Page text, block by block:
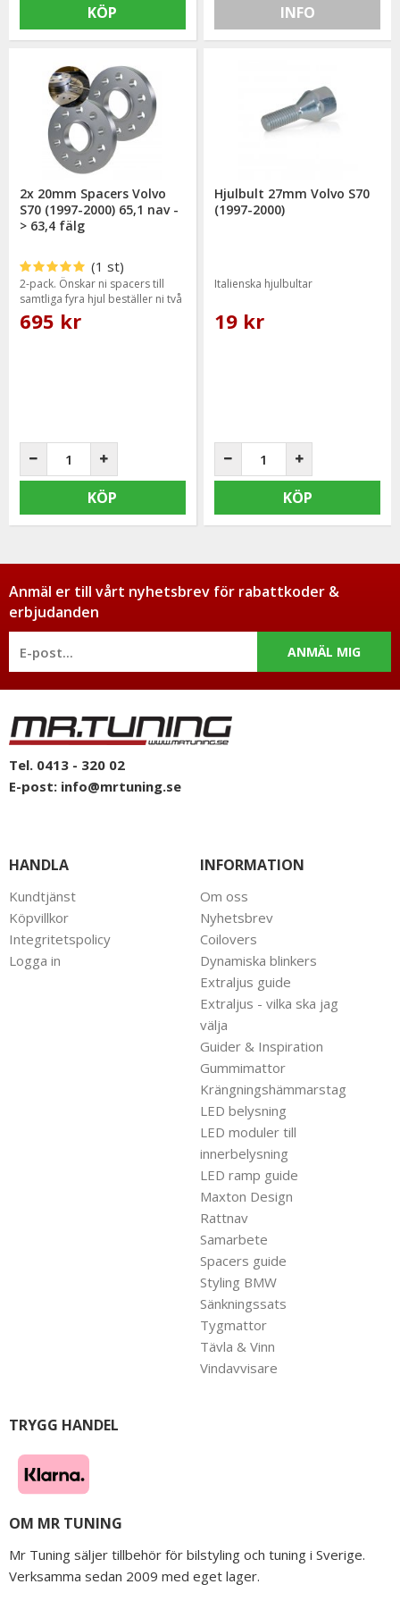
KÖP INFO
2x 20mm Spacers Volvo
S70 (1997-2000) 65,1 nav -
> 63,4 fälg
(1 st)
2-pack. Önskar ni spacers till
samtliga fyra hjul beställer ni två
paket.
695 kr
KÖP
Hjulbult 27mm Volvo S70
(1997-2000)
Italienska hjulbultar
19 kr
KÖP
Anmäl er till vårt nyhetsbrev för rabattkoder &
erbjudanden
ANMÄL MIG
Tel. 0413 - 320 02
E-post: info@mrtuning.se
HANDLA
Kundtjänst
Köpvillkor
Integritetspolicy
Logga in
INFORMATION
Om oss
Nyhetsbrev
Coilovers
Dynamiska blinkers
Extraljus guide
Extraljus - vilka ska jag
välja
Guider & Inspiration
Gummimattor
Krängningshämmarstag
LED belysning
LED moduler till
innerbelysning
LED ramp guide
Maxton Design
Rattnav
Samarbete
Spacers guide
Styling BMW
Sänkningssats
Tygmattor
Tävla & Vinn
Vindavvisare
TRYGG HANDEL
OM MR TUNING
Mr Tuning säljer tillbehör för bilstyling och tuning i Sverige.
Verksamma sedan 2009 med eget lager.